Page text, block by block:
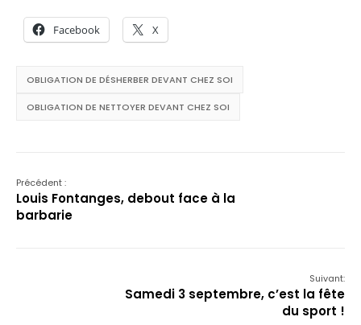
Facebook X
OBLIGATION DE DÉSHERBER DEVANT CHEZ SOI
OBLIGATION DE NETTOYER DEVANT CHEZ SOI
Précédent :
Louis Fontanges, debout face à la
barbarie
Suivant:
Samedi 3 septembre, c’est la fête
du sport !